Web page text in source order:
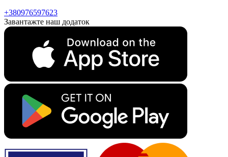
+380976597623
Завантажте наш додаток